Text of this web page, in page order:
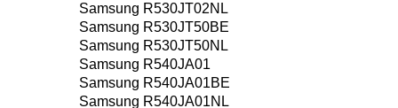
Samsung R530JT02NL
Samsung R530JT50BE
Samsung R530JT50NL
Samsung R540JA01
Samsung R540JA01BE
Samsung R540JA01NL